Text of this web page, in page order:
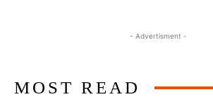
- Advertisment -
MOST READ